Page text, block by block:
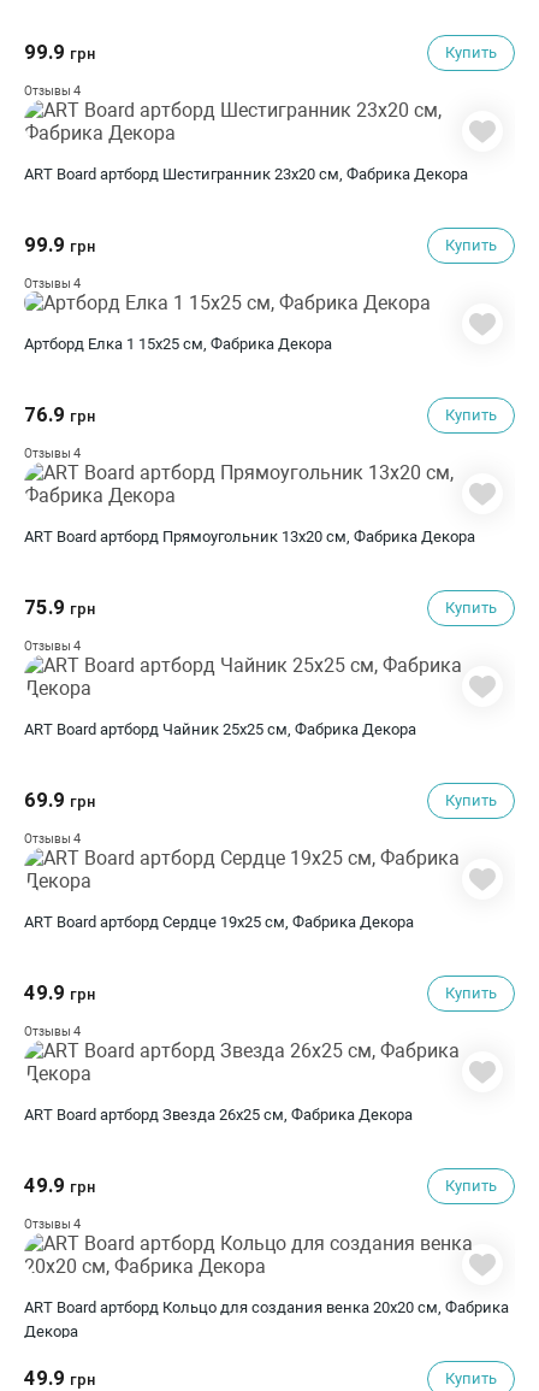
99.9 грн Купить
Отзывы 4
ART Board артборд Шестигранник 23х20 см, Фабрика Декора
99.9 грн Купить
Отзывы 4
Артборд Елка 1 15х25 см, Фабрика Декора
76.9 грн Купить
Отзывы 4
ART Board артборд Прямоугольник 13х20 см, Фабрика Декора
75.9 грн Купить
Отзывы 4
ART Board артборд Чайник 25х25 см, Фабрика Декора
69.9 грн Купить
Отзывы 4
ART Board артборд Сердце 19х25 см, Фабрика Декора
49.9 грн Купить
Отзывы 4
ART Board артборд Звезда 26х25 см, Фабрика Декора
49.9 грн Купить
Отзывы 4
ART Board артборд Кольцо для создания венка 20х20 см, Фабрика
Декора
49.9 грн Купить